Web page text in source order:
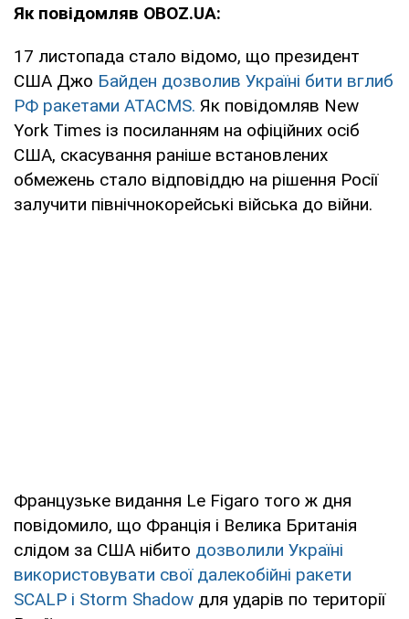
Як повідомляв OBOZ.UA:
17 листопада стало відомо, що президент
США Джо Байден дозволив Україні бити вглиб
РФ ракетами ATACMS. Як повідомляв New
York Times із посиланням на офіційних осіб
США, скасування раніше встановлених
обмежень стало відповіддю на рішення Росії
залучити північнокорейські війська до війни.
Французьке видання Le Figaro того ж дня
повідомило, що Франція і Велика Британія
слідом за США нібито дозволили Україні
використовувати свої далекобійні ракети
SCALP і Storm Shadow для ударів по території